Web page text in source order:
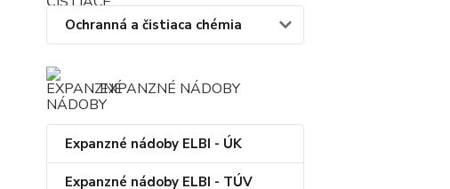
Ochranná a čistiaca chémia
EXPANZNÉ NÁDOBY
Expanzné nádoby ELBI - ÚK
Expanzné nádoby ELBI - TÚV